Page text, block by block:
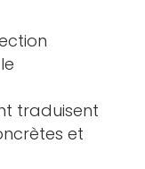
traduisent
et